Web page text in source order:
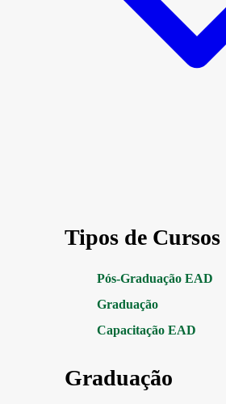
Tipos de Cursos
Pós-Graduação EAD
Graduação
Capacitação EAD
Graduação